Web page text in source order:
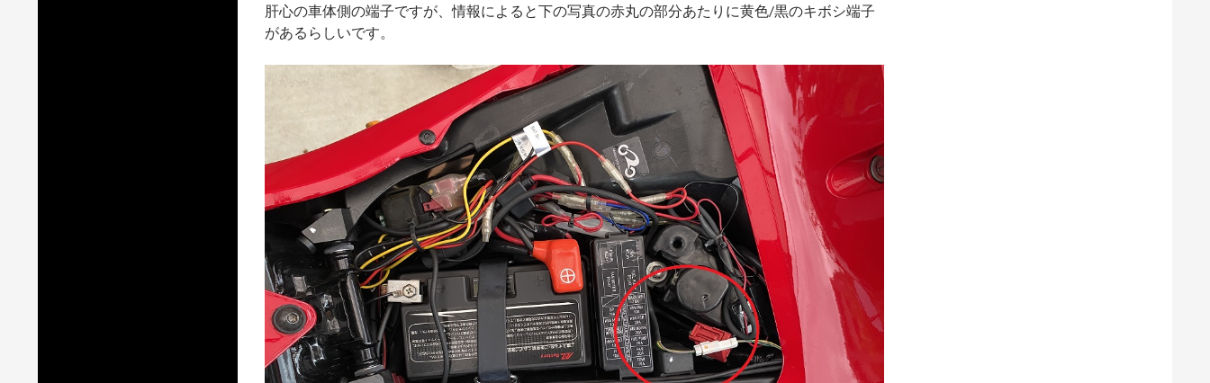
肝心の車体側の端子ですが、情報によると下の写真の赤丸の部分あたりに黄色/黒のキボシ端子
があるらしいです。